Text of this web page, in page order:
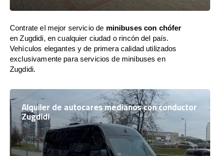
Contrate el mejor servicio de minibuses con chófer
en Zugdidi, en cualquier ciudad o rincón del país.
Vehículos elegantes y de primera calidad utilizados
exclusivamente para servicios de minibuses en
Zugdidi.
Alquiler de autocares medianos con conductor
Zugdidi